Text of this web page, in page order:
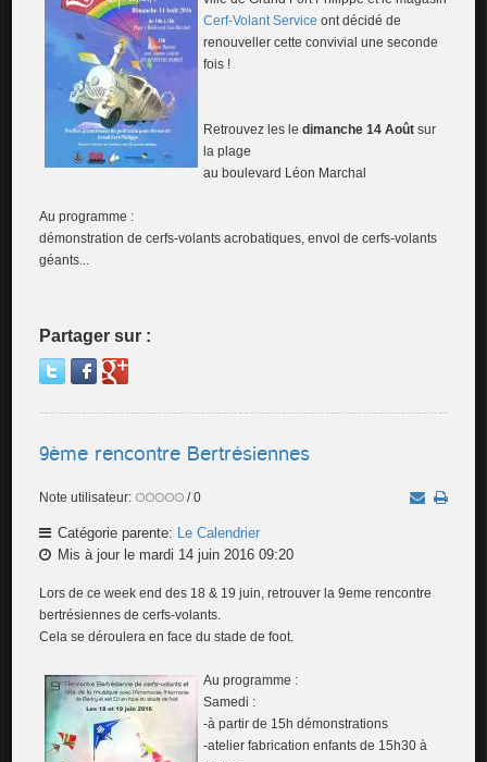
Cerf-Volant Service ont décidé de
renouveller cette convivial une seconde
fois !
Retrouvez les le dimanche 14 Août sur
la plage
au boulevard Léon Marchal
Au programme :
démonstration de cerfs-volants acrobatiques, envol de cerfs-volants
géants...
Partager sur :
9ème rencontre Bertrésiennes
Note utilisateur: / 0
Catégorie parente: Le Calendrier
Mis à jour le mardi 14 juin 2016 09:20
Lors de ce week end des 18 & 19 juin, retrouver la 9eme rencontre
bertrésiennes de cerfs-volants.
Cela se déroulera en face du stade de foot.
Au programme :
Samedi :
-à partir de 15h démonstrations
-atelier fabrication enfants de 15h30 à